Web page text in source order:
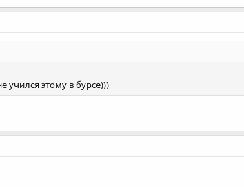
этому в бурсе)))